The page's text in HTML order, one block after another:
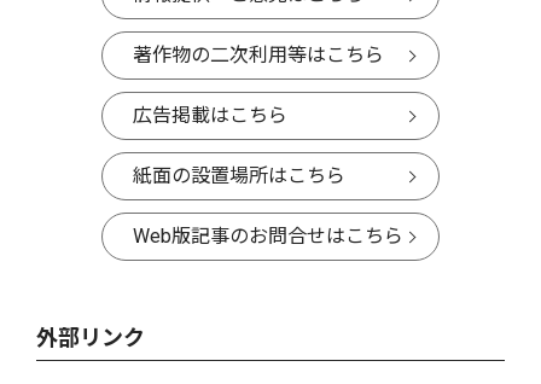
著作物の二次利用等はこちら
広告掲載はこちら
紙面の設置場所はこちら
Web版記事のお問合せはこちら
外部リンク